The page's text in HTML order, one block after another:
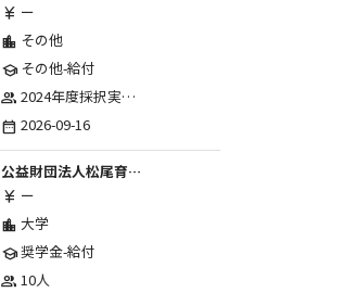
currency_yen ー
location_city その他
schoolその他-給付
group 2024年度採択実績：107事業（前期45・後期62）、2025年度採択実績：103事業（前期48・後期55）、2026年度採択実績：97事業 ※2026年度より、前期・後期の区分を廃止し、年1回の申請受付となりました。
date_range 2026-09-16
公益財団法人松尾育英会
currency_yen ー
location_city 大学
school奨学金-給付
group 10人